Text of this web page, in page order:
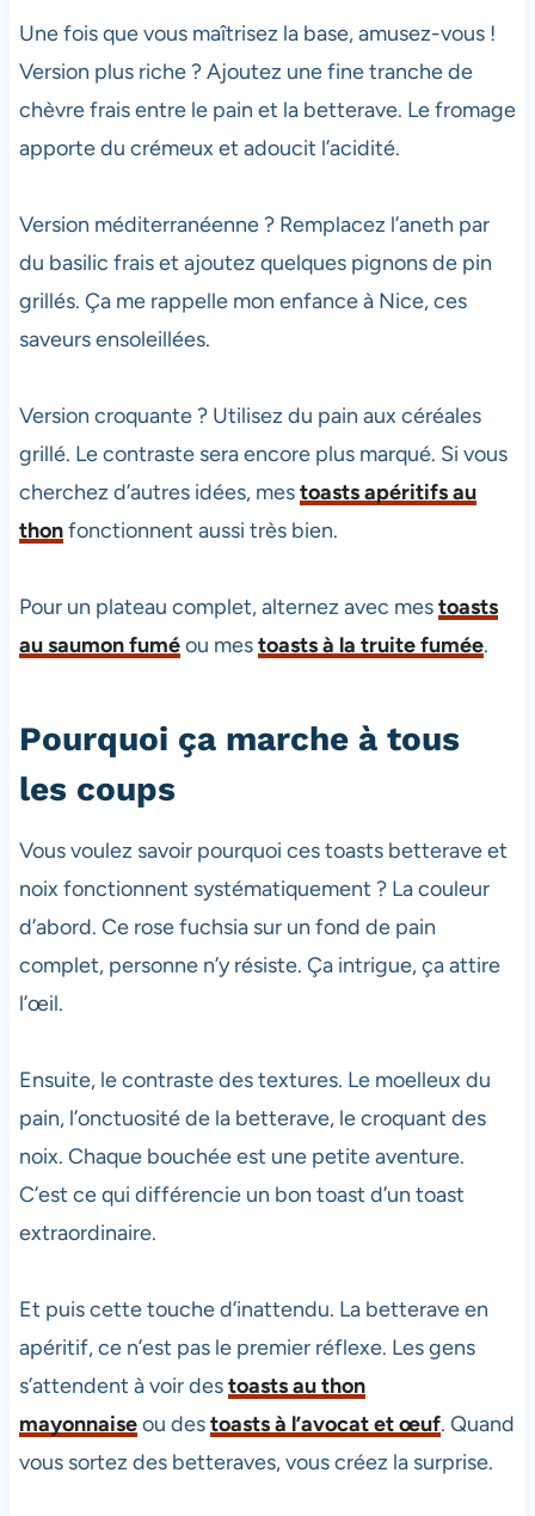
Une fois que vous maîtrisez la base, amusez-vous !
Version plus riche ? Ajoutez une fine tranche de
chèvre frais entre le pain et la betterave. Le fromage
apporte du crémeux et adoucit l’acidité.
Version méditerranéenne ? Remplacez l’aneth par
du basilic frais et ajoutez quelques pignons de pin
grillés. Ça me rappelle mon enfance à Nice, ces
saveurs ensoleillées.
Version croquante ? Utilisez du pain aux céréales
grillé. Le contraste sera encore plus marqué. Si vous
cherchez d’autres idées, mestoasts apéritifs au
thonfonctionnent aussi très bien.
Pour un plateau complet, alternez avec mestoasts
au saumon fuméou mestoasts à la truite fumée.
Pourquoi ça marche à tous
les coups
Vous voulez savoir pourquoi ces toasts betterave et
noix fonctionnent systématiquement ? La couleur
d’abord. Ce rose fuchsia sur un fond de pain
complet, personne n’y résiste. Ça intrigue, ça attire
l’œil.
Ensuite, le contraste des textures. Le moelleux du
pain, l’onctuosité de la betterave, le croquant des
noix. Chaque bouchée est une petite aventure.
C’est ce qui différencie un bon toast d’un toast
extraordinaire.
Et puis cette touche d’inattendu. La betterave en
apéritif, ce n’est pas le premier réflexe. Les gens
s’attendent à voir destoasts au thon
mayonnaiseou destoasts à l’avocat et œuf. Quand
vous sortez des betteraves, vous créez la surprise.